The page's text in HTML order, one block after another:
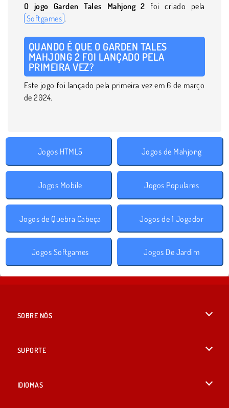
O jogo Garden Tales Mahjong 2 foi criado pela
Softgames .
QUANDO É QUE O GARDEN TALES
MAHJONG 2 FOI LANÇADO PELA
PRIMEIRA VEZ?
Este jogo foi lançado pela primeira vez em 6 de março
de 2024.
Jogos HTML5 Jogos de Mahjong
Jogos Mobile Jogos Populares
Jogos de Quebra Cabeça Jogos de 1 Jogador
Jogos Softgames Jogos De Jardim
SOBRE NÓS
SUPORTE
IDIOMAS